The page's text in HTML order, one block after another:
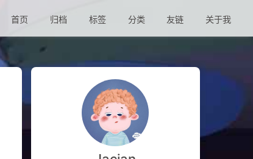
首页 归档 标签 分类 友链 关于我